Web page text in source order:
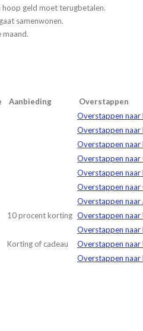
hoop geld moet terugbetalen.
samenwonen.
maand.
Aanbieding
Overstappen
Overstappen naar
Overstappen naar
Overstappen naar
Overstappen naar
Overstappen naar
Overstappen naar
Overstappen naar
10 procent korting Overstappen naar
Overstappen naar
Korting of cadeau
Overstappen naar
Overstappen naar